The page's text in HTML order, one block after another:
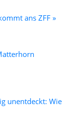
ans ZFF »
unentdeckt: Wie